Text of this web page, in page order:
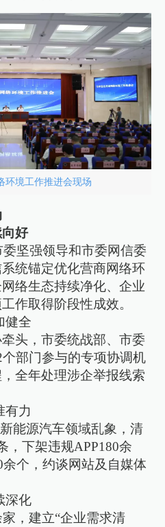
环境工作推进会现场
好
坚强领导和市委网信委
统锚定优化营商网络环
络生态持续净化、企业
作取得阶段性成效。
健全
头，市委统战部、市委
部门参与的专项协调机
全年处理涉企举报线索
有力
能源汽车领域乱象，清
，下架违规APP180余
个，约谈网站及自媒体
深化
，建立“企业需求清